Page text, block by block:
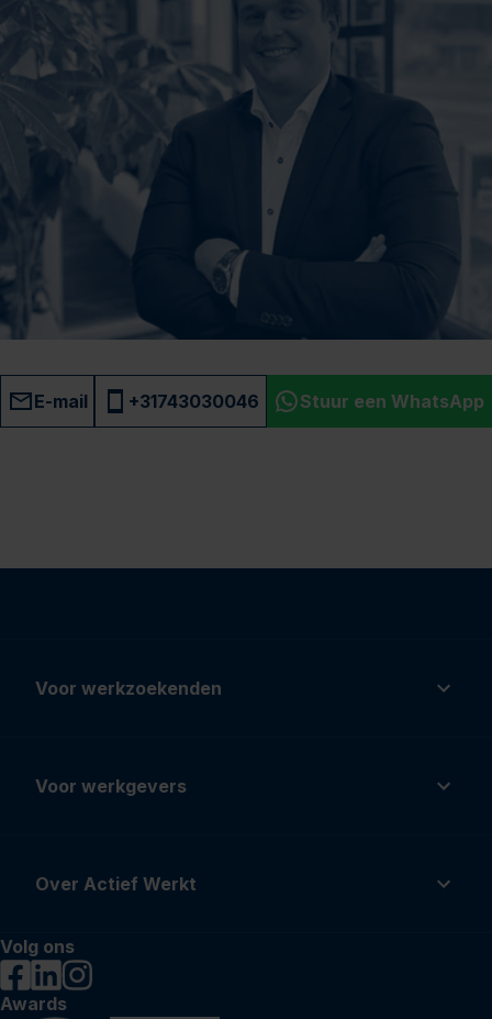
E-mail +31743030046 Stuur een WhatsApp
Voor werkzoekenden
Voor werkgevers
Over Actief Werkt
Volg ons
Awards